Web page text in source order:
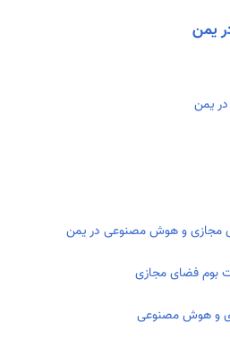
یمن
یمن
مجازی و هوش مصنوعی در یمن
بوم فضای مجازی
و هوش مصنوعی